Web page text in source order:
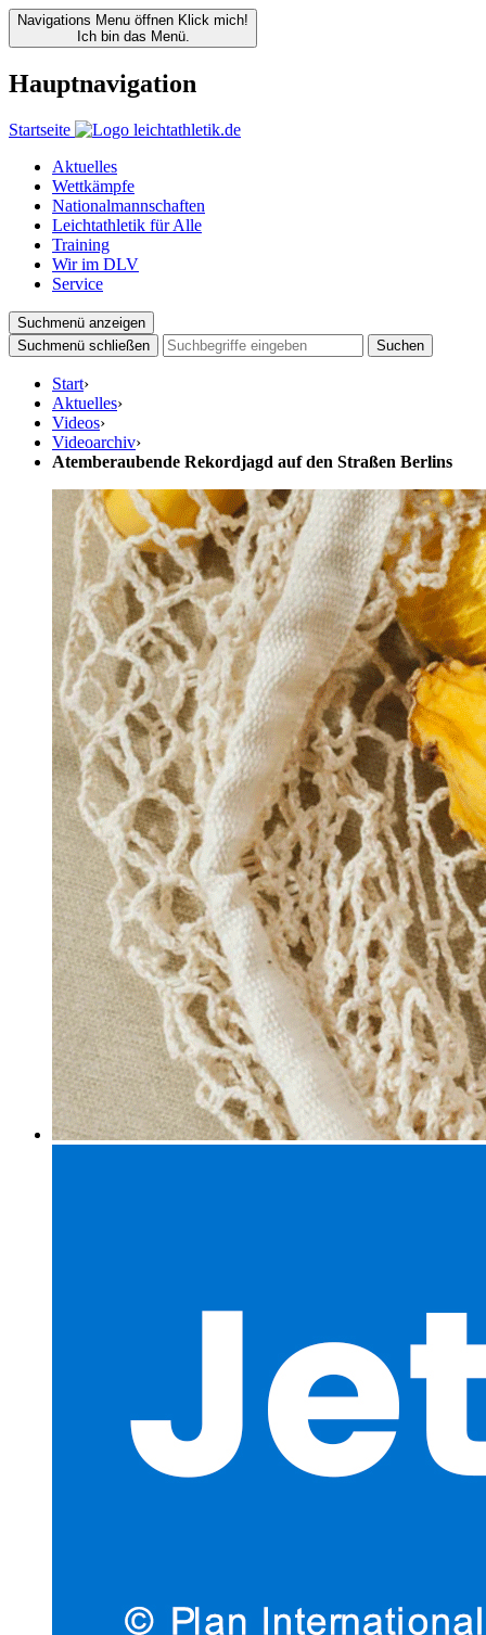
Navigations Menu öffnen Klick mich!
Ich bin das Menü.
Hauptnavigation
Startseite
Aktuelles
Wettkämpfe
Nationalmannschaften
Leichtathletik für Alle
Training
Wir im DLV
Service
Suchmenü anzeigen
Suchmenü schließen
Suchen
Start›
Aktuelles›
Videos›
Videoarchiv›
Atemberaubende Rekordjagd auf den Straßen Berlins